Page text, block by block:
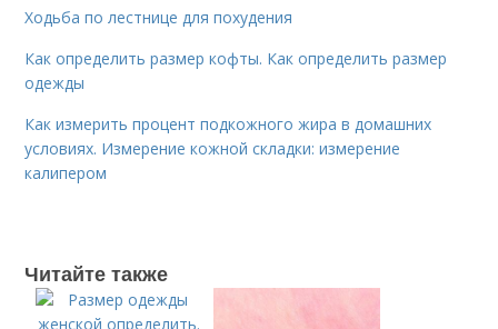
Ходьба по лестнице для похудения
Как определить размер кофты. Как определить размер
одежды
Как измерить процент подкожного жира в домашних
условиях. Измерение кожной складки: измерение
калипером
Читайте также